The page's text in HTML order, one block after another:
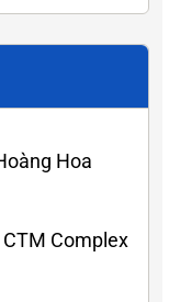
Hoa
Complex